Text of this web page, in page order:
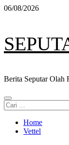
Skip
06/08/2026
Berita Seputar Olah
Primary
Menu
Cari
untuk:
Home
Vettel